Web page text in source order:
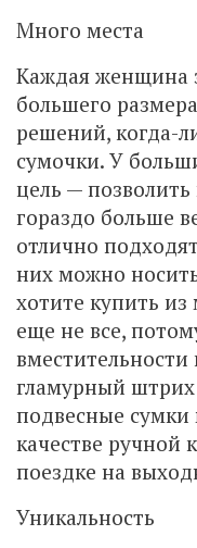
Много места
Каждая женщина
большего
решений, когда-
сумочки. У
цель —
гораздо больше
отлично
них можно
хотите купить
еще не все,
гламурный
подвесные сумки
качестве ручной
поездке на
Уникальность